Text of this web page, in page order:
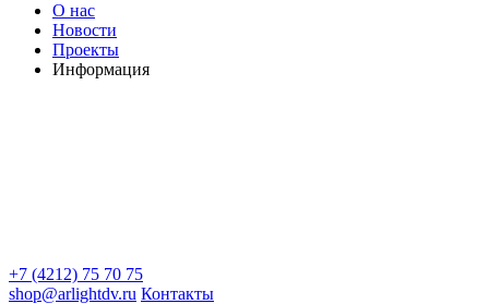
О нас
Новости
Проекты
Информация
+7 (4212) 75 70 75
shop@arlightdv.ru Контакты